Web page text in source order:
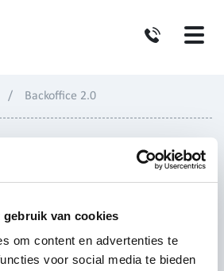
gebruik van cookies
om content en advertenties te
voor social media te bieden
/ Backoffice 2.0